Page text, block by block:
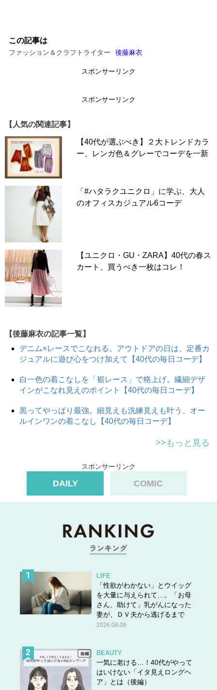
この記事は
ファッション＆クラフトライター 後藤麻衣
スポンサーリンク
スポンサーリンク
【人気の関連記事】
【40代が選ぶべき】２大トレンドカラ
ー、レンガ色＆グレーでコーデを一新
「#ハタラクユニクロ」に学ぶ、大人
のオフィスカジュアル6コーデ
【ユニクロ・GU・ZARA】40代の春ス
カート、買うべき一枚はコレ！
【後藤麻衣の記事一覧】
デニム×レースでこなれる。アウトドアの日は、定番カ
ジュアルに遊び心をつけ加えて【40代の毎日コーデ】
白一色の着こなしを「裾レース」で格上げ。繊細デザ
インがこなれ見えのポイント【40代の毎日コーデ】
黒ってやっぱり最強。細見えも洗練見えも叶う、オー
ルインワンの着こなし【40代の毎日コーデ】
>>もっと見る
スポンサーリンク
DAILY COMIC
LIFE
「性欲がわかない」とウイッグ
を大量に与えられて…。「お母
さん、助けて」乳がんになった
妻が、ＤＶ夫から逃げるまで
2026.08.08
BEAUTY
一気に老ける…！40代がやって
はいけない「イタ見えロングヘ
ア」とは（後編）